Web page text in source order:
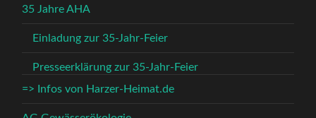
35 Jahre AHA
Einladung zur 35-Jahr-Feier
Presseerklärung zur 35-Jahr-Feier
=> Infos von Harzer-Heimat.de